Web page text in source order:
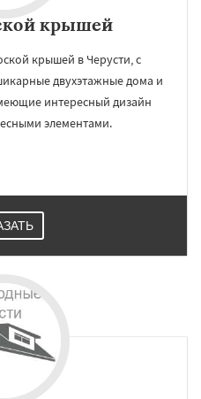
крышей
крышей в Черусти, с
двухэтажные дома и
интересный дизайн
элементами.